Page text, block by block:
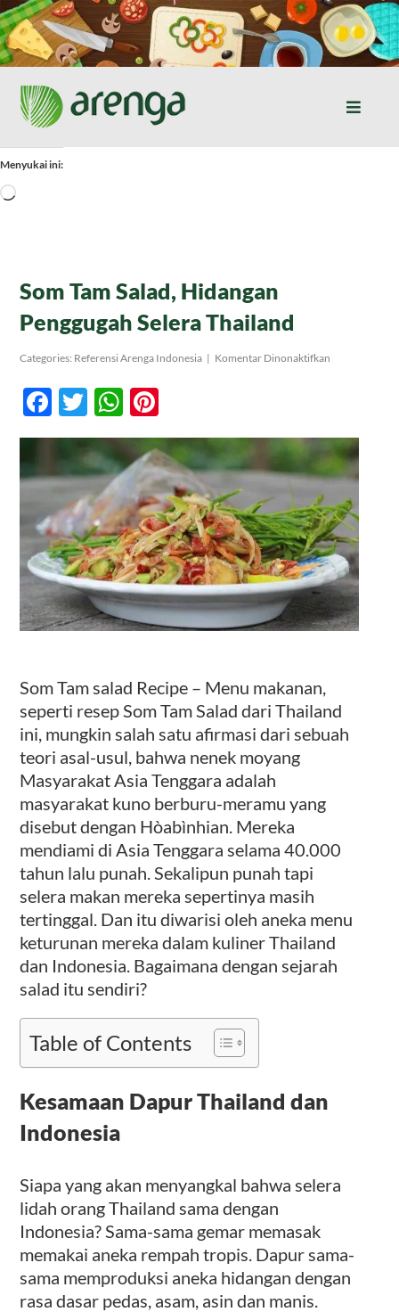
Skip
to
content
Toggle
Home
Tentang Kami
Produk
Menyukai ini:
Memuat...
Som Tam Salad, Hidangan
Penggugah Selera Thailand
Categories: Referensi Arenga Indonesia | Komentar Dinonaktifkan
Selera
Thailand
Facebook
TwitterWhatsApp
Som Tam salad Recipe – Menu makanan,
seperti resep Som Tam Salad dari Thailand
ini, mungkin salah satu afirmasi dari sebuah
teori asal-usul, bahwa nenek moyang
Masyarakat Asia Tenggara adalah
masyarakat kuno berburu-meramu yang
disebut dengan Hòabìnhian. Mereka
mendiami di Asia Tenggara selama 40.000
tahun lalu punah. Sekalipun punah tapi
selera makan mereka sepertinya masih
tertinggal. Dan itu diwarisi oleh aneka menu
keturunan mereka dalam kuliner Thailand
dan Indonesia. Bagaimana dengan sejarah
salad itu sendiri?
Table of Contents
Kesamaan Dapur Thailand dan
Indonesia
Siapa yang akan menyangkal bahwa selera
lidah orang Thailand sama dengan
Indonesia? Sama-sama gemar memasak
memakai aneka rempah tropis. Dapur sama-
sama memproduksi aneka hidangan dengan
rasa dasar pedas, asam, asin dan manis.